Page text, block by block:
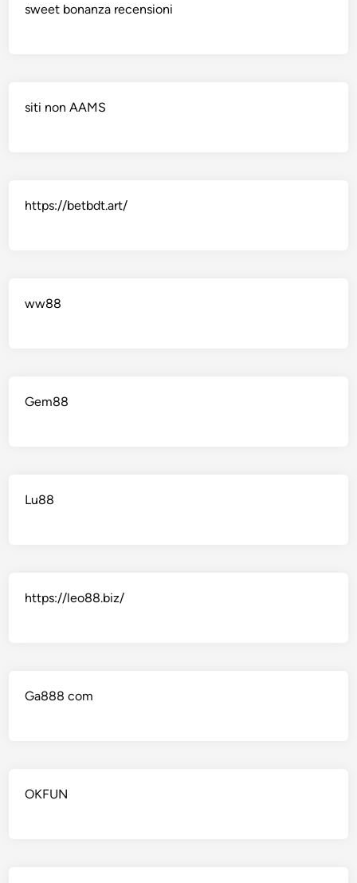
sweet bonanza recensioni
siti non AAMS
https://betbdt.art/
ww88
Gem88
Lu88
https://leo88.biz/
Ga888 com
OKFUN